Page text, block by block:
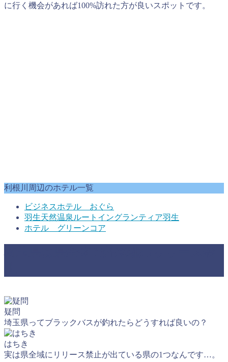
に行く機会があれば100%訪れた方が良いスポットです。
利根川周辺のホテル一覧
ビジネスホテル おぐら
羽生天然温泉ルートイングランティア羽生
ホテル グリーンコア
疑問
埼玉県ってブラックバスが釣れたらどうすれば良いの？
はちき
実は県全域にリリース禁止が出ている県の1つなんです…。